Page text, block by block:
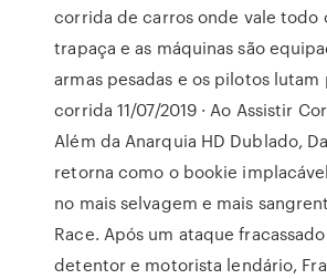
corrida de carros onde vale todo
trapaça e as máquinas são
armas pesadas e os pilotos lutam
corrida 11/07/2019 · Ao Assistir
Além da Anarquia HD Dublado,
retorna como o bookie
no mais selvagem e mais
Race. Após um ataque
detentor e motorista lendário,